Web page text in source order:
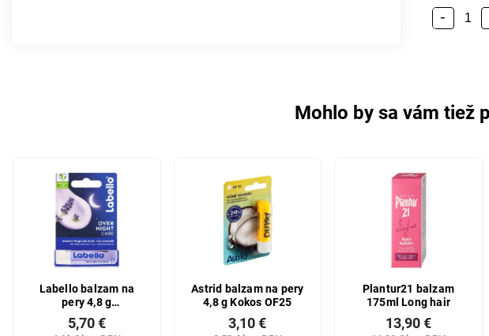
−
Mohlo by sa vám tiež
Labello balzam na
pery 4,8 g
OverNightCare
5,70 €
Astrid balzam na pery
4,8 g Kokos OF25
3,10 €
Plantur21 balzam
175ml Long hair
13,90 €